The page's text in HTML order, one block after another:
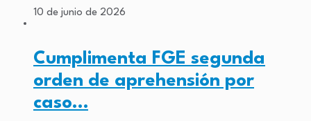
10 de junio de 2026
Cumplimenta FGE segunda
orden de aprehensión por
caso…